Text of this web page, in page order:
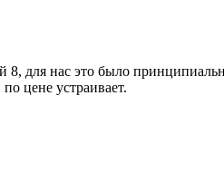
8, для нас это было
цене устраивает.